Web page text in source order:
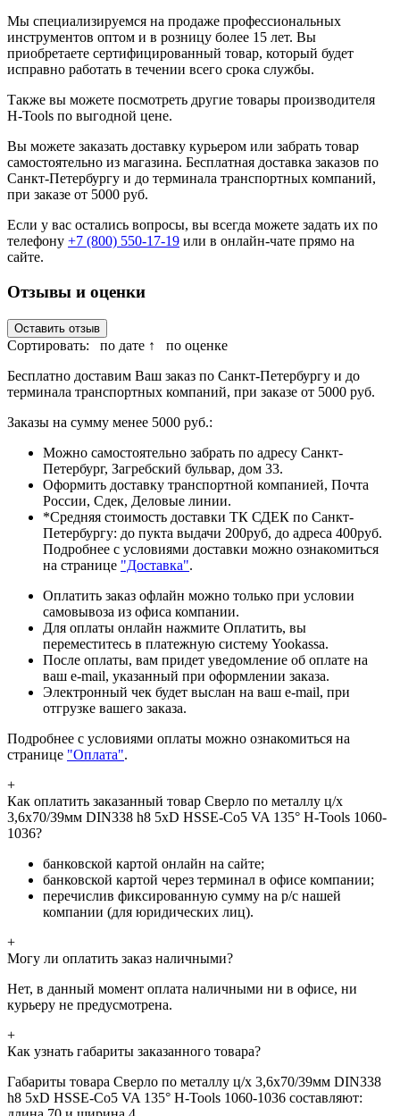
Мы специализируемся на продаже профессиональных
инструментов оптом и в розницу более 15 лет. Вы
приобретаете сертифицированный товар, который будет
исправно работать в течении всего срока службы.
Также вы можете посмотреть другие товары производителя
H-Tools по выгодной цене.
Вы можете заказать доставку курьером или забрать товар
самостоятельно из магазина. Бесплатная доставка заказов по
Санкт-Петербургу и до терминала транспортных компаний,
при заказе от 5000 руб.
Если у вас остались вопросы, вы всегда можете задать их по
телефону +7 (800) 550-17-19 или в онлайн-чате прямо на
сайте.
Отзывы и оценки
Оставить отзыв
Сортировать: по дате ↑
по оценке
Бесплатно доставим Ваш заказ по Санкт-Петербургу и до
терминала транспортных компаний, при заказе от 5000 руб.
Заказы на сумму менее 5000 руб.:
Можно самостоятельно забрать по адресу Санкт-
Петербург, Загребский бульвар, дом 33.
Оформить доставку транспортной компанией, Почта
России, Сдек, Деловые линии.
*Средняя стоимость доставки ТК СДЕК по Санкт-
Петербургу: до пукта выдачи 200руб, до адреса 400руб.
Подробнее с условиями доставки можно ознакомиться
на странице "Доставка".
Оплатить заказ офлайн можно только при условии
самовывоза из офиса компании.
Для оплаты онлайн нажмите Оплатить, вы
переместитесь в платежную систему Yookassa.
После оплаты, вам придет уведомление об оплате на
ваш e-mail, указанный при оформлении заказа.
Электронный чек будет выслан на ваш e-mail, при
отгрузке вашего заказа.
Подробнее с условиями оплаты можно ознакомиться на
странице "Оплата".
+
Как оплатить заказанный товар Сверло по металлу ц/х
3,6x70/39мм DIN338 h8 5xD HSSE-Co5 VA 135° H-Tools 1060-
1036?
банковской картой онлайн на сайте;
банковской картой через терминал в офисе компании;
перечислив фиксированную сумму на р/с нашей
компании (для юридических лиц).
+
Могу ли оплатить заказ наличными?
Нет, в данный момент оплата наличными ни в офисе, ни
курьеру не предусмотрена.
+
Как узнать габариты заказанного товара?
Габариты товара Сверло по металлу ц/х 3,6x70/39мм DIN338
h8 5xD HSSE-Co5 VA 135° H-Tools 1060-1036 составляют: